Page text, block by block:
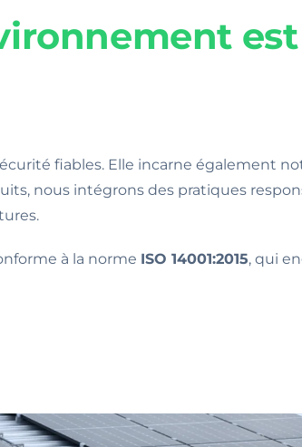
fiables. Elle incarne également
nous intégrons des pratiques
à la norme ISO 14001:2015, qui